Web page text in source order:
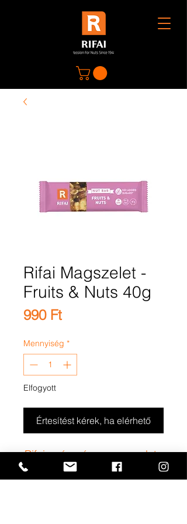
Rifai Magszelet -
Fruits & Nuts 40g
990 FtÁr
Mennyiség *
Elfogyott
Értesítést kérek, ha elérhető
Rifai egészséges magszelet -
tele válogatott prémium
magokkal és szárított